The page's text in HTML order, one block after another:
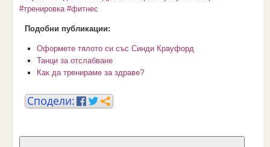
#тренировка #фитнес
Подобни публикации:
Оформете тялото си със Синди Крауфорд
Танци за отслабване
Как да тренираме за здраве?